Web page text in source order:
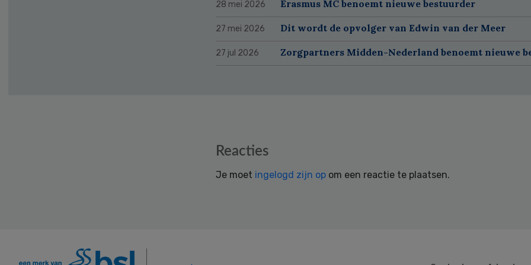
28 mei 2026 Erasmus MC benoemt nieuwe bestuurder
27 mei 2026 Dit wordt de opvolger van Edwin van der Meer
27 jul 2026 Zorgpartners Midden-Nederland benoemt nieuwe
Reacties
Je moet ingelogd zijn op om een reactie te plaatsen.